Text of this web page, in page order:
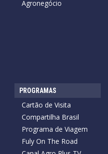
Agronegócio
PROGRAMAS
Cartão de Visita
Compartilha Brasil
Programa de Viagem
Fuly On The Road